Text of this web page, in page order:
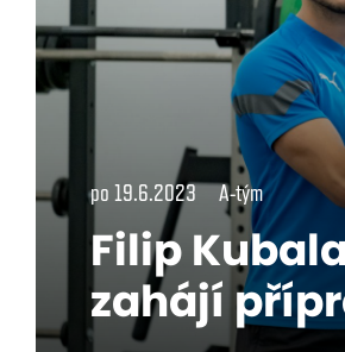
po 19.6.2023 A-tým
Filip
zahájí